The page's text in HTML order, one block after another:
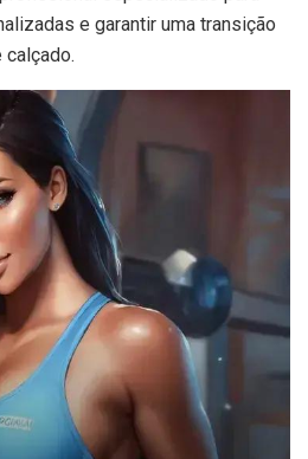
e garantir uma transição